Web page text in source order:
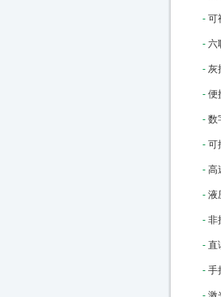
- 可
- 六
- 灰
- 便
- 数
- 可
- 高
- 液
- 非
- 直
- 手